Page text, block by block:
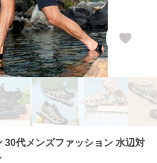
30代メンズファッション 水辺対